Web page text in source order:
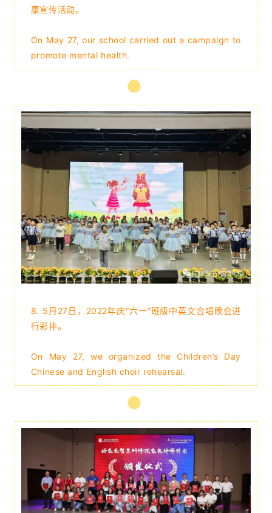
康宣传活动。
On May 27, our school carried out a campaign to
promote mental health.
8. 5月27日，2022年庆“六一”班级中英文合唱晚会进
行彩排。
On May 27, we organized the Children’s Day
Chinese and English choir rehearsal.